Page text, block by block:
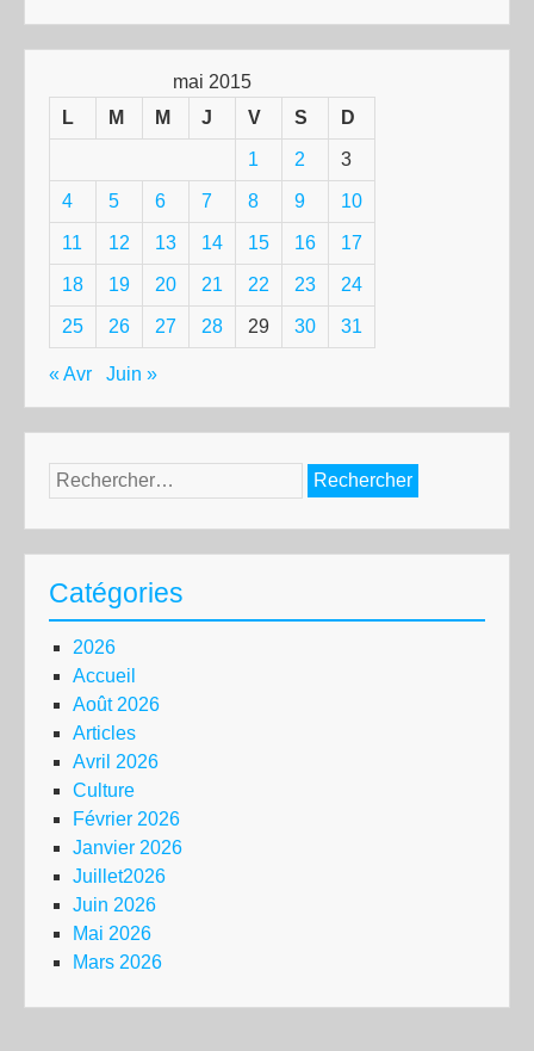
mai 2015
L
M M J V S D
1 2 3
4 5 6 7 8 9 10
11 12 13 14 15 16 17
18 19 20 21 22 23 24
25 26 27 28 29 30 31
« Avr Juin »
Rechercher :
Catégories
2026
Accueil
Août 2026
Articles
Avril 2026
Culture
Février 2026
Janvier 2026
Juillet2026
Juin 2026
Mai 2026
Mars 2026